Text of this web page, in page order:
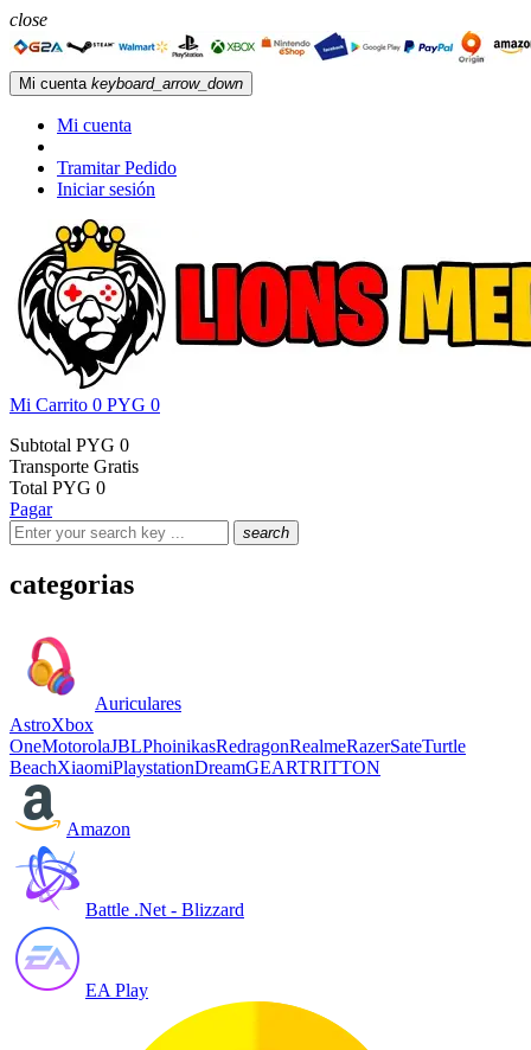
close
Mi cuenta keyboard_arrow_down
Mi cuenta
Tramitar Pedido
Iniciar sesión
Mi Carrito 0 PYG 0
Subtotal PYG 0
Transporte Gratis
Total PYG 0
Pagar
search
categorias
Auriculares
AstroXbox
OneMotorolaJBLPhoinikasRedragonRealmeRazerSateTurtle
BeachXiaomiPlaystationDreamGEARTRITTON
Amazon
Battle .Net - Blizzard
EA Play